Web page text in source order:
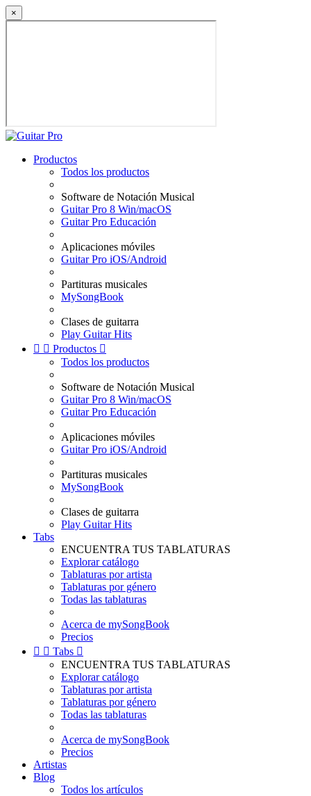
×
Productos
Todos los productos
Software de Notación Musical
Guitar Pro 8 Win/macOS
Guitar Pro Educación
Aplicaciones móviles
Guitar Pro iOS/Android
Partituras musicales
MySongBook
Clases de guitarra
Play Guitar Hits
  Productos 
Todos los productos
Software de Notación Musical
Guitar Pro 8 Win/macOS
Guitar Pro Educación
Aplicaciones móviles
Guitar Pro iOS/Android
Partituras musicales
MySongBook
Clases de guitarra
Play Guitar Hits
Tabs
ENCUENTRA TUS TABLATURAS
Explorar catálogo
Tablaturas por artista
Tablaturas por género
Todas las tablaturas
Acerca de mySongBook
Precios
  Tabs 
ENCUENTRA TUS TABLATURAS
Explorar catálogo
Tablaturas por artista
Tablaturas por género
Todas las tablaturas
Acerca de mySongBook
Precios
Artistas
Blog
Todos los artículos